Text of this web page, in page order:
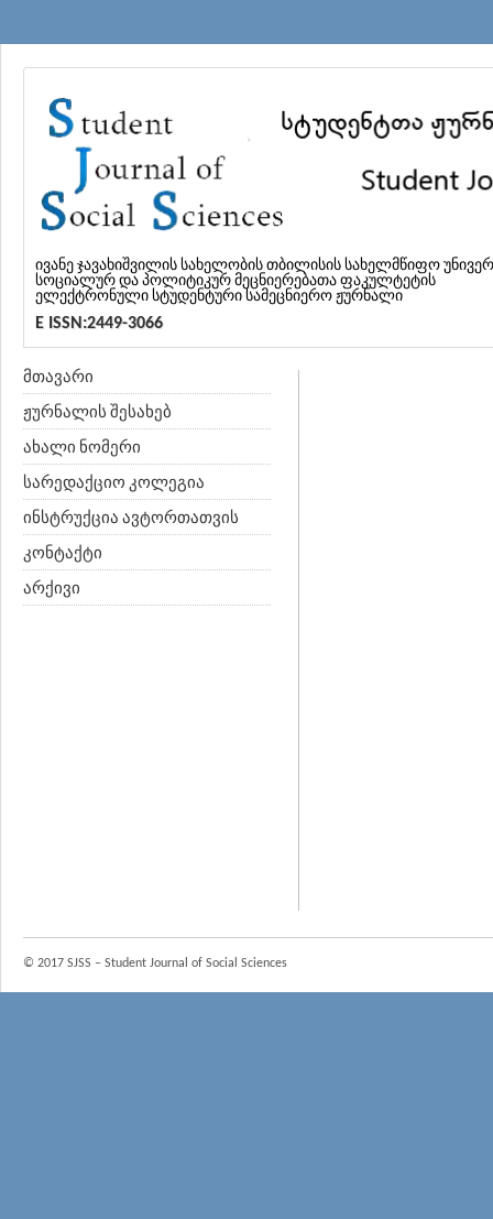
ივანე ჯავახიშვილის სახელობის თბილისის სახელმწიფო
სოციალურ და პოლიტიკურ მეცნიერებათა ფაკულტეტის
ელექტრონული სტუდენტური სამეცნიერო ჟურნალი
E ISSN:2449-3066
მთავარი
ჟურნალის შესახებ
ახალი ნომერი
სარედაქციო კოლეგია
ინსტრუქცია ავტორთათვის
კონტაქტი
არქივი
© 2017 SJSS – Student Journal of Social Sciences